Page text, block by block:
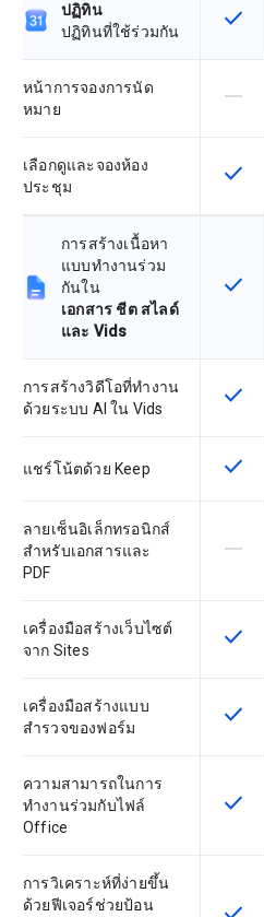
ปฏิทิน
ปฏิทินที่ใช้ร่วมกัน
ฟีเจ
check
หน้าการจองการนัด
หมาย
ฟีเจ
horizontal_rule
เลือกดูและจองห้อง
ประชุม
ฟีเจ
check
การสร้างเนื้อหา
แบบทำงานร่วม
กันใน
เอกสาร ชีต สไลด์
และ Vids
ฟีเจ
check
การสร้างวิดีโอที่ทำงาน
ด้วยระบบ AI ใน Vids
ฟีเจ
check
แชร์โน้ตด้วย Keep ฟีเจ
check
ลายเซ็นอิเล็กทรอนิกส์
สำหรับเอกสารและ
PDF
ฟีเจ
horizontal_rule
เครื่องมือสร้างเว็บไซต์
จาก Sites
ฟีเจ
check
เครื่องมือสร้างแบบ
สำรวจของฟอร์ม
ฟีเจ
check
ความสามารถในการ
ทำงานร่วมกับไฟล์
Office
ฟีเจ
check
การวิเคราะห์ที่ง่ายขึ้น
ด้วยฟีเจอร์ช่วยป้อน